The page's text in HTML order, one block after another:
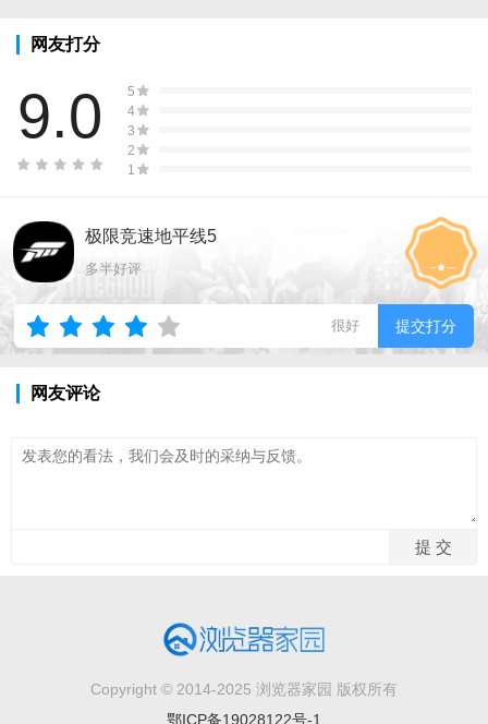
网友打分
9.0
5
4
3
2
1
极限竞速地平线5
多半好评
很好 提交打分
网友评论
Copyright © 2014-2025 浏览器家园 版权所有
鄂ICP备19028122号-1